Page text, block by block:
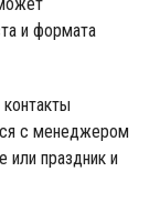
и формата
с менеджером
или праздник и